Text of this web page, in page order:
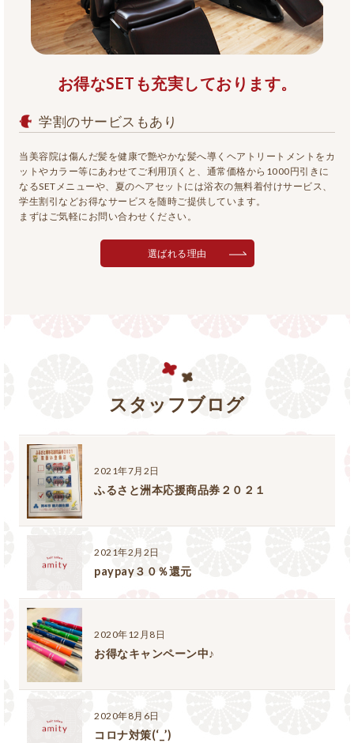
お得なSETも充実しております。
学割のサービスもあり
当美容院は傷んだ髪を健康で艶やかな髪へ導くヘアトリートメントをカ
ットやカラー等にあわせてご利用頂くと、通常価格から1000円引きに
なるSETメニューや、夏のヘアセットには浴衣の無料着付けサービス、
学生割引などお得なサービスを随時ご提供しています。
まずはご気軽にお問い合わせください。
選ばれる理由
スタッフブログ
2021年7月2日
ふるさと洲本応援商品券２０２１
2021年2月2日
paypay３０％還元
2020年12月8日
お得なキャンペーン中♪
2020年8月6日
コロナ対策(‘_’)